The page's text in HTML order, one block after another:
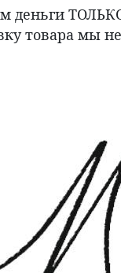
деньги
товара мы